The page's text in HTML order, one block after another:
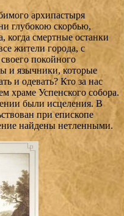
архипастыря
глубокою скорбью,
когда смертные останки
жители города, с
покойного
и язычники, которые
и одевать? Кто за нас
храме Успенского собора.
были исцеления. В
при епископе
найдены нетленными.